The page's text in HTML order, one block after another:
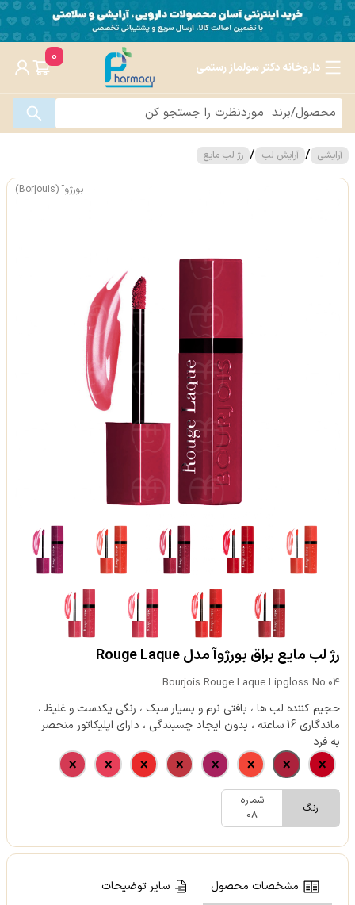
داروخانه دکتر سولماز رستمی
0
آرایشی / آرایش لب / رژ لب مایع
بورژوآ (Borjouis)
رژ لب مایع براق بورژوآ مدل Rouge Laque
Bourjois Rouge Laque Lipgloss No.04
حجیم کننده لب ها ، بافتی نرم و بسیار سبک ، رنگی یکدست و غلیظ ،
ماندگاری 16 ساعته ، بدون ایجاد چسبندگی ، دارای اپلیکاتور منحصر
به فرد
رنگ
شماره
08
مشخصات محصول سایر توضیحات